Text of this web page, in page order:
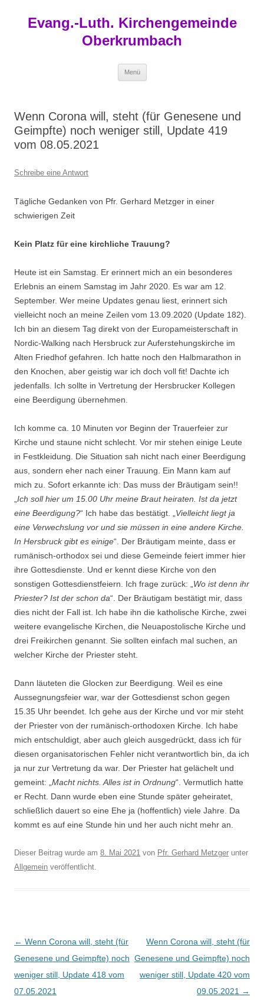
springen
Evang.-Luth. Kirchengemeinde
Oberkrumbach
Menü
Wenn Corona will, steht (für Genesene und
Geimpfte) noch weniger still, Update 419
vom 08.05.2021
Schreibe eine Antwort
Tägliche Gedanken von Pfr. Gerhard Metzger in einer
schwierigen Zeit
Kein Platz für eine kirchliche Trauung?
Heute ist ein Samstag. Er erinnert mich an ein besonderes
Erlebnis an einem Samstag im Jahr 2020. Es war am 12.
September. Wer meine Updates genau liest, erinnert sich
vielleicht noch an meine Zeilen vom 13.09.2020 (Update 182).
Ich bin an diesem Tag direkt von der Europameisterschaft in
Nordic-Walking nach Hersbruck zur Auferstehungskirche im
Alten Friedhof gefahren. Ich hatte noch den Halbmarathon in
den Knochen, aber geistig war ich doch voll fit! Dachte ich
jedenfalls. Ich sollte in Vertretung der Hersbrucker Kollegen
eine Beerdigung übernehmen.
Ich komme ca. 10 Minuten vor Beginn der Trauerfeier zur
Kirche und staune nicht schlecht. Vor mir stehen einige Leute
in Festkleidung. Die Situation sah nicht nach einer Beerdigung
aus, sondern eher nach einer Trauung. Ein Mann kam auf
mich zu. Sofort erkannte ich: Das muss der Bräutigam sein!!
Ich soll hier um 15.00 Uhr meine Braut heiraten. Ist da jetzt
eine Beerdigung?“ Ich habe das bestätigt. „ Vielleicht liegt ja
eine Verwechslung vor und sie müssen in eine andere Kirche.
In Hersbruck gibt es einige“. Der Bräutigam meinte, dass er
rumänisch-orthodox sei und diese Gemeinde feiert immer hier
ihre Gottesdienste. Und er kennt diese Kirche von den
sonstigen Gottesdienstfeiern. Ich frage zurück: „ Wo ist denn ihr
Priester? Ist der schon da“. Der Bräutigam bestätigt mir, dass
dies nicht der Fall ist. Ich habe ihn die katholische Kirche, zwei
weitere evangelische Kirchen, die Neuapostolische Kirche und
drei Freikirchen genannt. Sie sollten einfach mal suchen, an
welcher Kirche der Priester steht.
Dann läuteten die Glocken zur Beerdigung. Weil es eine
Aussegnungsfeier war, war der Gottesdienst schon gegen
15.35 Uhr beendet. Ich gehe aus der Kirche und vor mir steht
der Priester von der rumänisch-orthodoxen Kirche. Ich habe
mich entschuldigt, aber auch gleich ausgedrückt, dass ich für
diesen organisatorischen Fehler nicht verantwortlich bin, da ich
ja nur zur Vertretung da war. Der Priester hat gelächelt und
gemeint: „ Macht nichts. Alles ist in Ordnung“. Vermutlich hatte
er Recht. Dann wurde eben eine Stunde später geheiratet,
schließlich dauert so eine Ehe ja (hoffentlich) viele Jahre. Da
kommt es auf eine Stunde hin und her auch nicht mehr an.
Dieser Beitrag wurde am 8. Mai 2021 von Pfr. Gerhard Metzger unter
Allgemein veröffentlicht.
Beitragsnavigation
← Wenn Corona will, steht (für
Genesene und Geimpfte) noch
weniger still, Update 418 vom
07.05.2021
Wenn Corona will, steht (für
Genesene und Geimpfte) noch
weniger still, Update 420 vom
09.05.2021 →